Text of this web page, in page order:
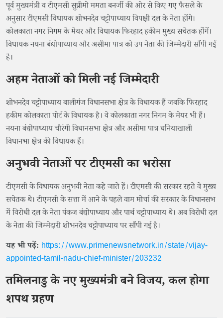
पूर्व मुख्यमंत्री व टीएमसी सुप्रीमो ममता बनर्जी की ओर से किए गए फैसले के
अनुसार टीएमसी विधायक शोभनदेव चट्टोपाध्याय विपक्षी दल के नेता होंगे।
कोलकाता नगर निगम के मेयर और विधायक फिरहाद हकीम मुख्य सचेतक होंगें।
विधायक नयना बंद्योपाध्याय और असीमा पात्र को उप नेता की जिम्मेदारी सौंपी गई
है।
अहम नेताओं को मिली नई जिम्मेदारी
शोभनदेव चट्टोपाध्याय बालीगंज विधानसभा क्षेत्र के विधायक हैं जबकि फिरहाद
हकीम कोलकाता पोर्ट के विधायक है। वे कोलकाता नगर निगम के मेयर भी हैं।
नयना बंद्योपाध्याय चौरंगी विधानसभा क्षेत्र और असीमा पात्र धनियाखाली
विधानभा क्षेत्र की विधायक हैं।
अनुभवी नेताओं पर टीएमसी का भरोसा
टीएमसी के विधायक अनुभवी नेता कहे जाते हें। टीएमसी की सरकार रहते वे मुख्य
सचेतक थे। टीएमसी के सत्ता में आने के पहले वाम मोर्चा की सरकार के विधानसभ
में विरोधी दल के नेता पंकज बंद्योपाध्याय और पार्थ चट्टोपाध्याय थे। अब विरोधी दल
के नेता की जिम्मेदारी शोभनदेव चट्टोपाध्याय पर सौंपी गई है।
यह भी पढ़ें: https://www.primenewsnetwork.in/state/vijay-
appointed-tamil-nadu-chief-minister/203232
तमिलनाडु के नए मुख्यमंत्री बने विजय, कल होगा
शपथ ग्रहण